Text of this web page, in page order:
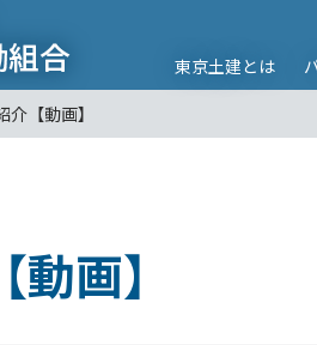
東京土建とは
【動画】
画】